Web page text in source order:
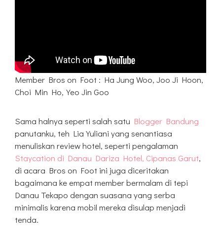
Member Bros on Foot : Ha Jung Woo, Joo Ji Hoon,
Choi Min Ho,Yeo Jin Goo
Sama halnya seperti salah satu Blogger Bandung
panutanku, teh Lia Yuliani yang senantiasa
menuliskan review hotel, seperti pengalaman
Staycation di Danau Dariza Hotel, Cipanas Garut,
di acara Bros on Foot ini juga diceritakan
bagaimana ke empat member bermalam di tepi
Danau Tekapo dengan suasana yang serba
minimalis karena mobil mereka disulap menjadi
tenda.